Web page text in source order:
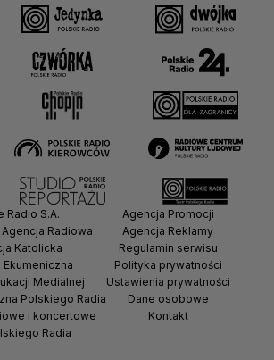
Radio S.A.
Radiowa
Katolicka
Ekumeniczna
Medialnej
Polskiego Radia
i koncertowe
Radia
Agencja Promocji
Agencja Reklamy
Regulamin serwisu
Polityka prywatności
Ustawienia prywatności
Dane osobowe
Kontakt